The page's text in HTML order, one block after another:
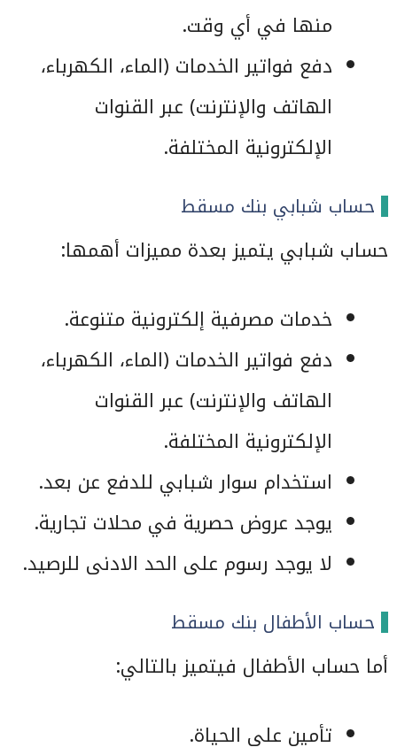
منها في أي وقت.
دفع فواتير الخدمات (الماء، الكهرباء،
الهاتف والإنترنت) عبر القنوات
الإلكترونية المختلفة.
حساب شبابي بنك مسقط
حساب شبابي يتميز بعدة مميزات أهمها:
خدمات مصرفية إلكترونية متنوعة.
دفع فواتير الخدمات (الماء، الكهرباء،
الهاتف والإنترنت) عبر القنوات
الإلكترونية المختلفة.
استخدام سوار شبابي للدفع عن بعد.
يوجد عروض حصرية في محلات تجارية.
لا يوجد رسوم على الحد الادنى للرصيد.
حساب الأطفال بنك مسقط
أما حساب الأطفال فيتميز بالتالي:
تأمين على الحياة.